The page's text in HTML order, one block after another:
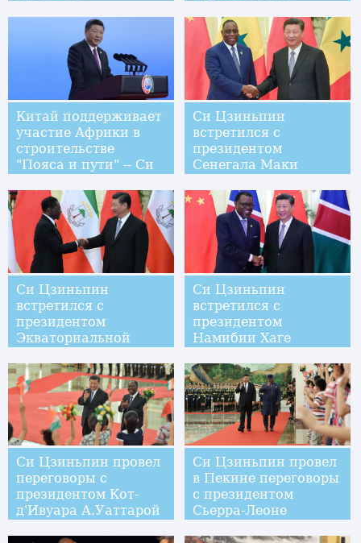
приняты Пекинская
декларация и
Пекинский план
действий
Китай поддерживает
участие Африки в
строительстве
"Пояса и пути" -- Си
Си Цзиньпин
встретился с
президентом
Сенегала Маки
Си Цзиньпин
встретился с
президентом
Экваториальной
Обиангом Нгемой
Мбасого
Си Цзиньпин
встретился с
президентом
Намибии Хаге
Си Цзиньпин провел
переговоры с
президентом Кот-
д'Ивуара А.Уаттарой
Си Цзиньпин провел
в Пекине переговоры
с президентом
Сьерра-Леоне